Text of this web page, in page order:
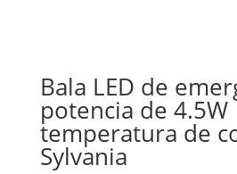
Bala LED de
potencia de 4.5W
temperatura de
Sylvania